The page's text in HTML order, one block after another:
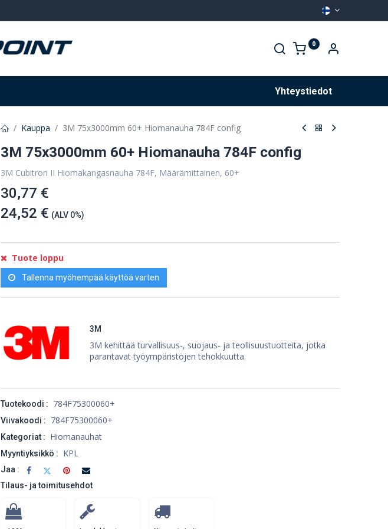
0
Yhteystiedot
Kauppa 3M 75x3000mm 60+ Hiomanauha 784F config
3M 75x3000mm 60+ Hiomanauha 784F config
3M Cubitron II Hiomakangasnauha 784F, Määrämittainen, 60+
30,77 €
24,52 € (ALV 0%)
Tuote loppu
Tallenna myöhempää käyttöä varten
3M
3M kehittää turvallisuus-, suojaus- ja teollisuustuotteita, jotka
parantavat työympäristöjen tehokkuutta.
Tuotekoodi : 784F75300060+
Viivakoodi : 784F75300060+
Kategoriat : Hiomanauhat
Myyntiyksikkö : KPL
Jaa :
Tilaus- ja toimitusehdot